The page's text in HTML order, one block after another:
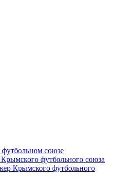
союзе
футбольного союза
Крымского футбольного